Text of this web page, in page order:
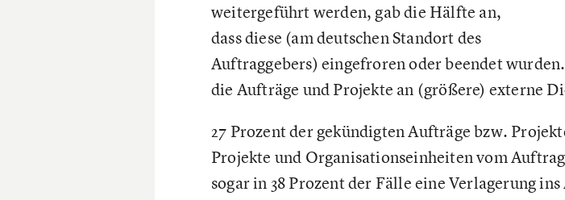
weitergeführt werden, gab die Hälfte an,
dass diese (am deutschen Standort des
Auftraggebers) eingefroren oder beendet
die Aufträge und Projekte an (größere) externe
27 Prozent der gekündigten Aufträge bzw.
Projekte und Organisationseinheiten vom
sogar in 38 Prozent der Fälle eine Verlagerung